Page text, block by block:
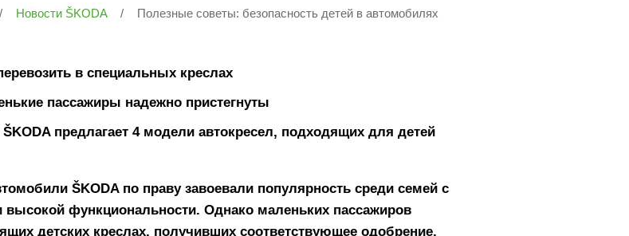
/ Новости ŠKODA /
Полезные советы: безопасность детей в автомобилях
в специальных креслах
пассажиры надежно пристегнуты
предлагает 4 модели автокресел, подходящих для детей
ŠKODA по праву завоевали популярность среди семей с
функциональности. Однако маленьких пассажиров
детских креслах, получивших соответствующее одобрение,